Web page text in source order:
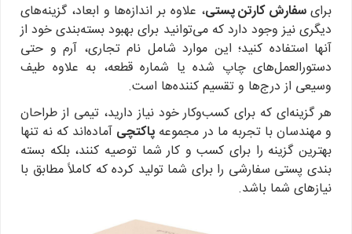
برایسفارش کارتن پستی، علاوه بر اندازه‌ها و ابعاد، گزینه‌های
دیگری نیز وجود دارد که می‌توانید برای بهبود بسته‌بندی خود از
آنها استفاده کنید؛ این موارد شامل نام تجاری، آرم و حتی
دستورالعمل‌های چاپ شده یا شماره قطعه، به علاوه طیف
وسیعی از درج‌ها و تقسیم کننده‌ها است.
هر گزینه‌ای که برای کسب‌وکار خود نیاز دارید، تیمی از طراحان
و مهندسان با تجربه ما در مجموعه پاکتچی آماده‌اند که نه تنها
بهترین گزینه را برای کسب و کار شما توصیه کنند، بلکه بسته
بندی پستی سفارشی را برای شما تولید کرده که کاملاً مطابق با
نیازهای شما باشد.